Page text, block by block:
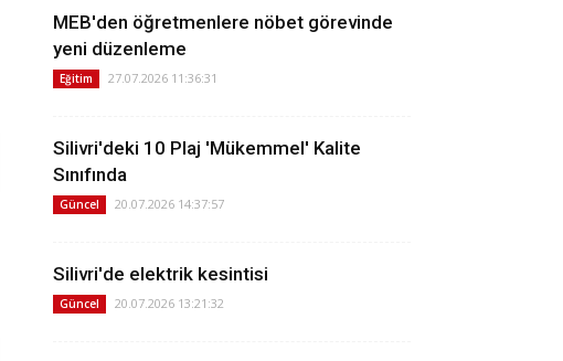
MEB'den öğretmenlere nöbet görevinde
yeni düzenleme
Eğitim 27.07.2026 11:36:31
Silivri'deki 10 Plaj 'Mükemmel' Kalite
Sınıfında
Güncel 20.07.2026 14:37:57
Silivri'de elektrik kesintisi
Güncel 20.07.2026 13:21:32